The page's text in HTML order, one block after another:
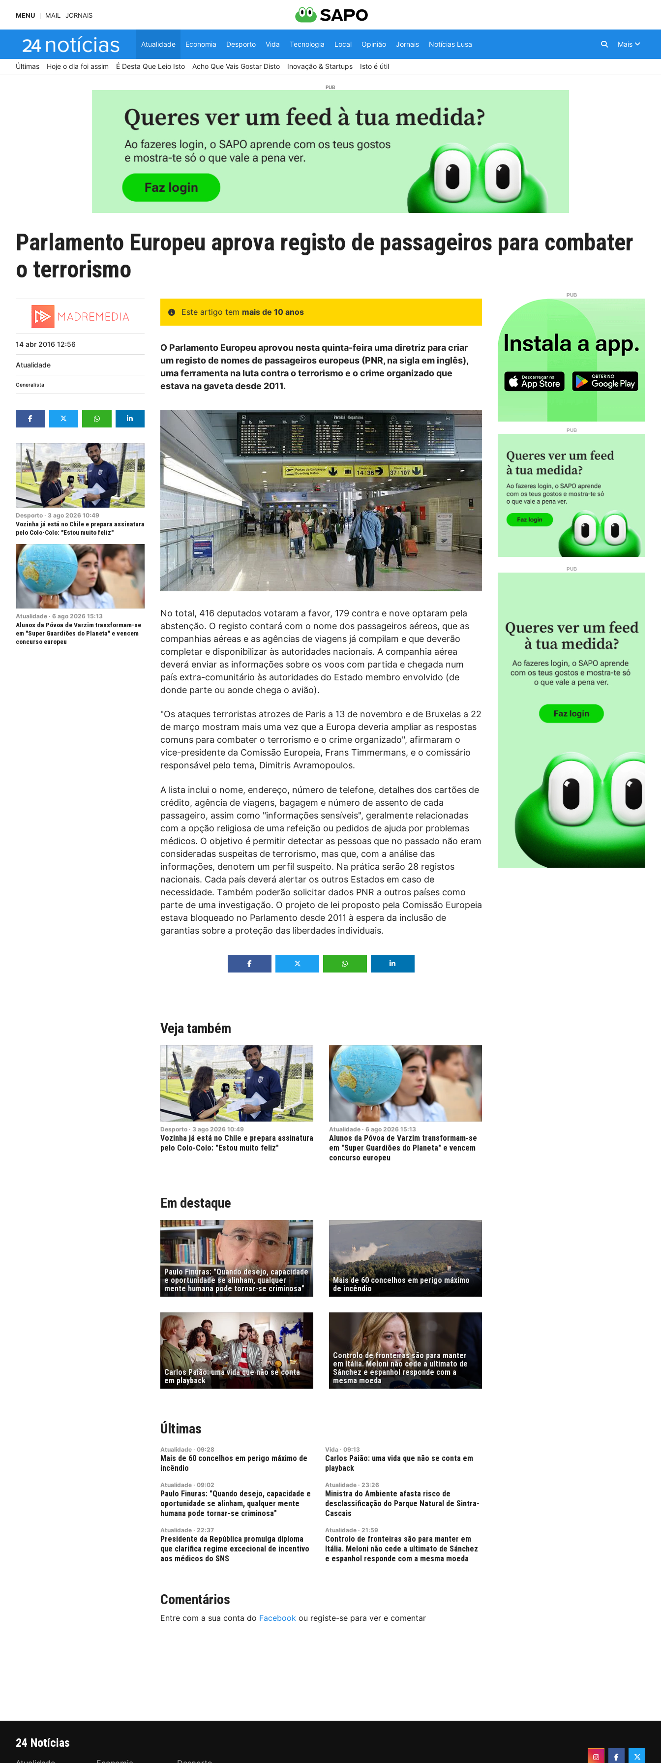
MENU MAIL JORNAIS
Atualidade Economia Desporto Vida Tecnologia Local Opinião Jornais Notícias Lusa Mais
Últimas Hoje o dia foi assim É Desta Que Leio Isto Acho Que Vais Gostar Disto Inovação & Startups Isto é útil
Parlamento Europeu aprova registo de passageiros para combater
o terrorismo
14 abr 2016 12:56
Atualidade
Generalista
Desporto · 3 ago 2026 10:49
Vozinha já está no Chile e prepara assinatura
pelo Colo-Colo: "Estou muito feliz"
Atualidade · 6 ago 2026 15:13
Alunos da Póvoa de Varzim transformam-se
em "Super Guardiões do Planeta" e vencem
concurso europeu
Este artigo tem mais de 10 anos
O Parlamento Europeu aprovou nesta quinta-feira uma diretriz para criar
um registo de nomes de passageiros europeus (PNR, na sigla em inglês),
uma ferramenta na luta contra o terrorismo e o crime organizado que
estava na gaveta desde 2011.
No total, 416 deputados votaram a favor, 179 contra e nove optaram pela
abstenção. O registo contará com o nome dos passageiros aéreos, que as
companhias aéreas e as agências de viagens já compilam e que deverão
completar e disponibilizar às autoridades nacionais. A companhia aérea
deverá enviar as informações sobre os voos com partida e chegada num
país extra-comunitário às autoridades do Estado membro envolvido (de
donde parte ou aonde chega o avião).
"Os ataques terroristas atrozes de Paris a 13 de novembro e de Bruxelas a 22
de março mostram mais uma vez que a Europa deveria ampliar as respostas
comuns para combater o terrorismo e o crime organizado", afirmaram o
vice-presidente da Comissão Europeia, Frans Timmermans, e o comissário
responsável pelo tema, Dimitris Avramopoulos.
A lista inclui o nome, endereço, número de telefone, detalhes dos cartões de
crédito, agência de viagens, bagagem e número de assento de cada
passageiro, assim como "informações sensíveis", geralmente relacionadas
com a opção religiosa de uma refeição ou pedidos de ajuda por problemas
médicos. O objetivo é permitir detectar as pessoas que no passado não eram
consideradas suspeitas de terrorismo, mas que, com a análise das
informações, denotem um perfil suspeito. Na prática serão 28 registos
nacionais. Cada país deverá alertar os outros Estados em caso de
necessidade. Também poderão solicitar dados PNR a outros países como
parte de uma investigação. O projeto de lei proposto pela Comissão Europeia
estava bloqueado no Parlamento desde 2011 à espera da inclusão de
garantias sobre a proteção das liberdades individuais.
Veja também
Desporto · 3 ago 2026 10:49
Vozinha já está no Chile e prepara assinatura
pelo Colo-Colo: "Estou muito feliz"
Atualidade · 6 ago 2026 15:13
Alunos da Póvoa de Varzim transformam-se
em "Super Guardiões do Planeta" e vencem
concurso europeu
Em destaque
Paulo Finuras: "Quando desejo, capacidade
e oportunidade se alinham, qualquer
mente humana pode tornar-se criminosa"
Mais de 60 concelhos em perigo máximo
de incêndio
Carlos Paião: uma vida que não se conta
em playback
Controlo de fronteiras são para manter
em Itália. Meloni não cede a ultimato de
Sánchez e espanhol responde com a
mesma moeda
Últimas
Atualidade · 09:28
Mais de 60 concelhos em perigo máximo de
incêndio
Vida · 09:13
Carlos Paião: uma vida que não se conta em
playback
Atualidade · 09:02
Paulo Finuras: "Quando desejo, capacidade e
oportunidade se alinham, qualquer mente
humana pode tornar-se criminosa"
Atualidade · 23:26
Ministra do Ambiente afasta risco de
desclassificação do Parque Natural de Sintra-
Cascais
Atualidade · 22:37
Presidente da República promulga diploma
que clarifica regime excecional de incentivo
aos médicos do SNS
Atualidade · 21:59
Controlo de fronteiras são para manter em
Itália. Meloni não cede a ultimato de Sánchez
e espanhol responde com a mesma moeda
Comentários
Entre com a sua conta do Facebook ou registe-se para ver e comentar
24 Notícias